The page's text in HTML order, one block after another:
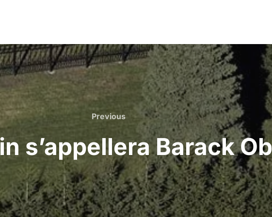
Previous
Previous
s’appellera Barack